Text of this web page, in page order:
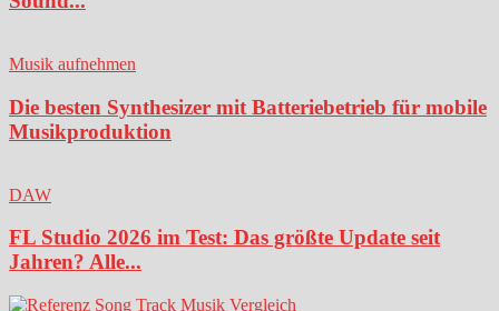
Musik aufnehmen
Die besten Synthesizer mit Batteriebetrieb für mobile
Musikproduktion
DAW
FL Studio 2026 im Test: Das größte Update seit
Jahren? Alle...